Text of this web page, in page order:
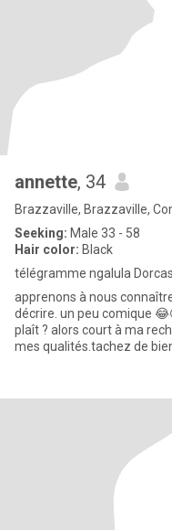
annette, 34
Brazzaville, Brazzaville,
Seeking: Male 33 - 58
Hair color: Black
télégramme ngalula
apprenons à nous
décrire. un peu comique
plaît ? alors court à ma
mes qualités.tachez de